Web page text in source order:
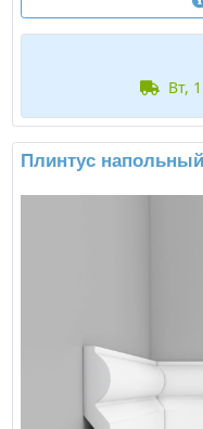
вт,
Плинтус